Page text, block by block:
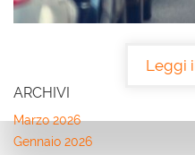
Leggi
ARCHIVI
Marzo 2026
Gennaio 2026